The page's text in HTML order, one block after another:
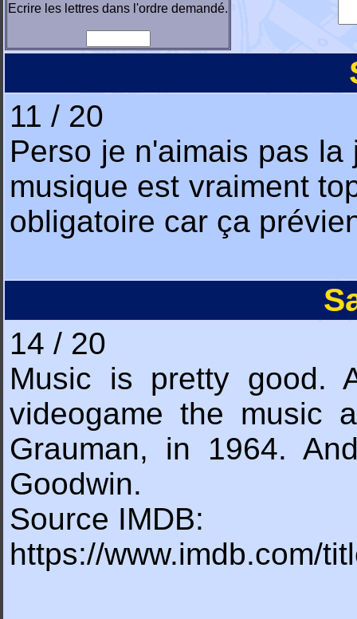
Ecrire les lettres dans l'ordre demandé.
11 / 20
Perso je n'aimais pas
musique est vraiment
obligatoire car ça
14 / 20
Music is pretty good.
videogame the music
Grauman, in 1964.
Goodwin.
Source IMDB:
https://www.imdb.com/